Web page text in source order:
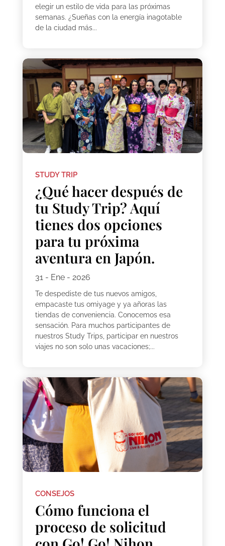
elegir un estilo de vida para las próximas
semanas. ¿Sueñas con la energía inagotable
de la ciudad más...
STUDY TRIP
¿Qué hacer después de
tu Study Trip? Aquí
tienes dos opciones
para tu próxima
aventura en Japón.
31 - Ene - 2026
Te despediste de tus nuevos amigos,
empacaste tus omiyage y ya añoras las
tiendas de conveniencia. Conocemos esa
sensación. Para muchos participantes de
nuestros Study Trips, participar en nuestros
viajes no son solo unas vacaciones;...
CONSEJOS
Cómo funciona el
proceso de solicitud